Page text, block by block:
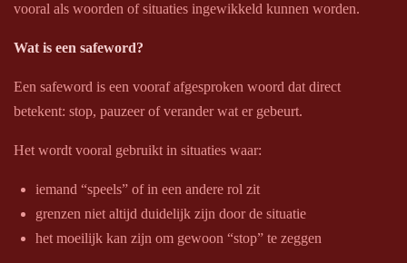
vooral als woorden of situaties ingewikkeld kunnen worden.
Wat is een safeword?
Een safeword is een vooraf afgesproken woord dat direct
betekent: stop, pauzeer of verander wat er gebeurt.
Het wordt vooral gebruikt in situaties waar:
iemand “speels” of in een andere rol zit
grenzen niet altijd duidelijk zijn door de situatie
het moeilijk kan zijn om gewoon “stop” te zeggen